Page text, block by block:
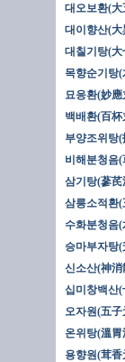
대오보환(大
대이향산(大
대칠기탕(大
목향순기탕
묘응환(妙
백배환(百杯
부양조위탕
비해분청음
삼기탕(蔘芪
삼릉소적환
수화분청음
승마부자탕
신소산(神消
십미창백산
오자원(五子
온위탕(溫
용향원(茸香